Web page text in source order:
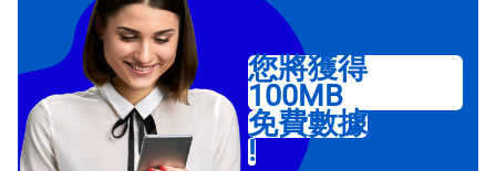
您將獲得
100MB
免費數據
!